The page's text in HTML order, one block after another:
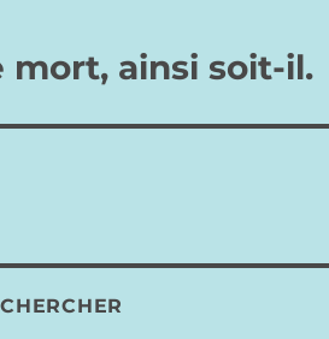
mort, ainsi soit-il.